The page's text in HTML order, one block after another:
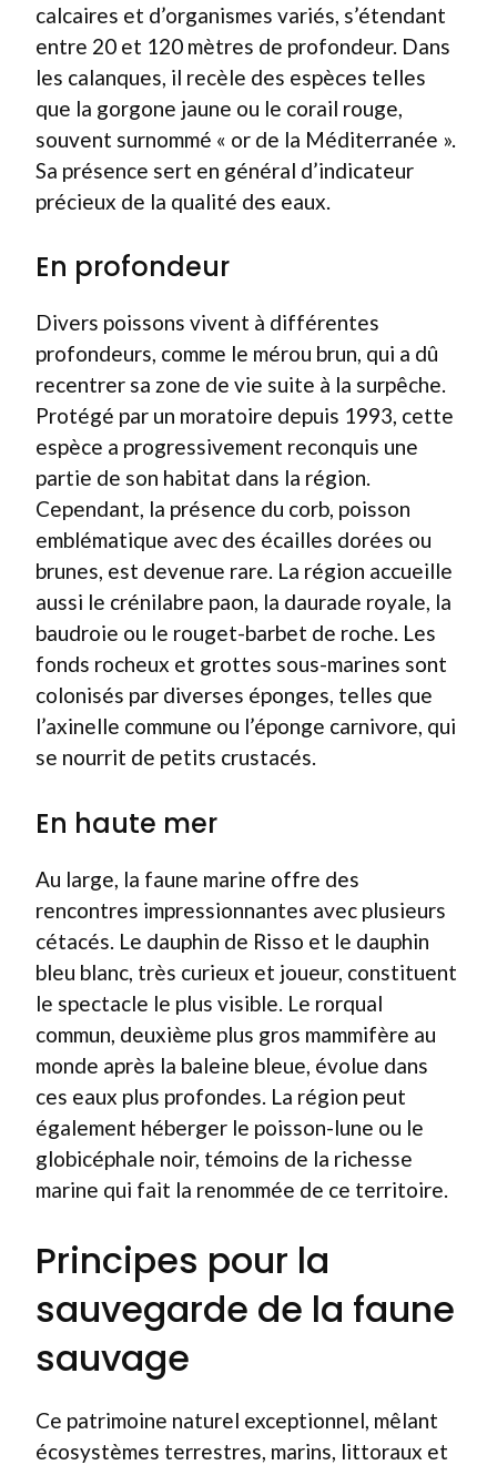
calcaires et d’organismes variés, s’étendant
entre 20 et 120 mètres de profondeur. Dans
les calanques, il recèle des espèces telles
que la gorgone jaune ou le corail rouge,
souvent surnommé « or de la Méditerranée ».
Sa présence sert en général d’indicateur
précieux de la qualité des eaux.
En profondeur
Divers poissons vivent à différentes
profondeurs, comme le mérou brun, qui a dû
recentrer sa zone de vie suite à la surpêche.
Protégé par un moratoire depuis 1993, cette
espèce a progressivement reconquis une
partie de son habitat dans la région.
Cependant, la présence du corb, poisson
emblématique avec des écailles dorées ou
brunes, est devenue rare. La région accueille
aussi le crénilabre paon, la daurade royale, la
baudroie ou le rouget-barbet de roche. Les
fonds rocheux et grottes sous-marines sont
colonisés par diverses éponges, telles que
l’axinelle commune ou l’éponge carnivore, qui
se nourrit de petits crustacés.
En haute mer
Au large, la faune marine offre des
rencontres impressionnantes avec plusieurs
cétacés. Le dauphin de Risso et le dauphin
bleu blanc, très curieux et joueur, constituent
le spectacle le plus visible. Le rorqual
commun, deuxième plus gros mammifère au
monde après la baleine bleue, évolue dans
ces eaux plus profondes. La région peut
également héberger le poisson-lune ou le
globicéphale noir, témoins de la richesse
marine qui fait la renommée de ce territoire.
Principes pour la
sauvegarde de la faune
sauvage
Ce patrimoine naturel exceptionnel, mêlant
écosystèmes terrestres, marins, littoraux et